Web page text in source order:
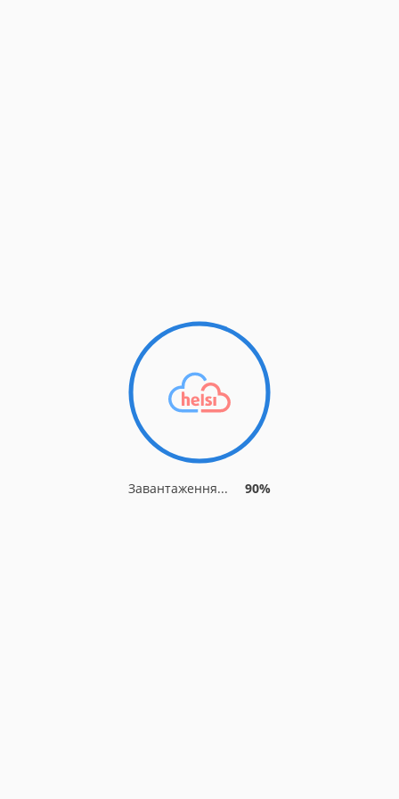
Завантаження... 90%